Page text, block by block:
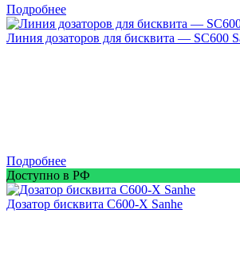
Подробнее
Линия дозаторов для бисквита — SC600
Подробнее
Доступно в РФ
Дозатор бисквита C600-X Sanhe